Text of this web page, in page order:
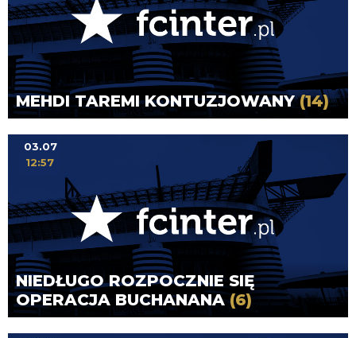
MEHDI TAREMI KONTUZJOWANY(14)
NIEDŁUGO ROZPOCZNIE SIĘ
OPERACJA BUCHANANA(6)
03.07
12:57